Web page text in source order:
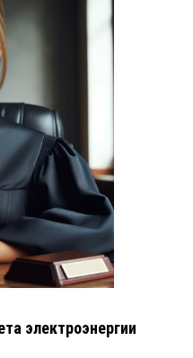
электроэнергии